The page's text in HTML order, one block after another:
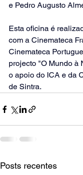
e Pedro Augusto
Esta oficina é
com a Cinemateca
Cinemateca
projecto "O Mundo à
o apoio do ICA e da
de Sintra.
Posts recentes